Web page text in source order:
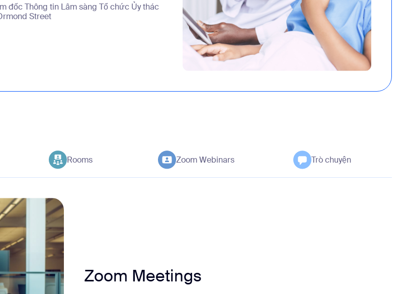
đốc Thông tin Lâm sàng Tổ chức Ủy thác
Street
Rooms Zoom Webinars Trò chuyện
Zoom Meetings